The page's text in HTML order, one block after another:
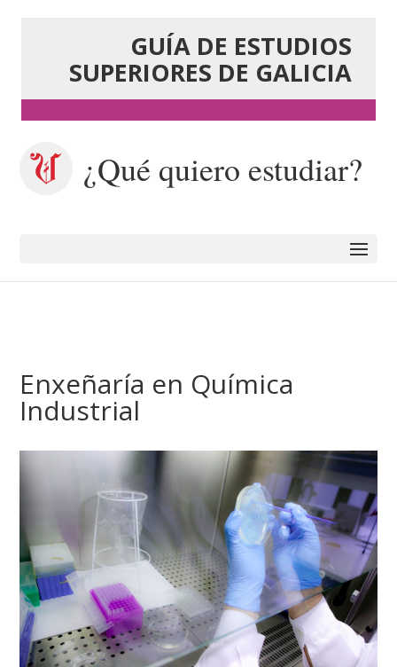
GUÍA DE ESTUDIOS
SUPERIORES DE GALICIA
¿Qué quiero estudiar?
Enxeñaría en Química
Industrial